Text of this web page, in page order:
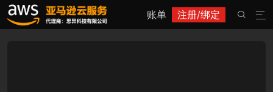
账单 注册/绑定 
